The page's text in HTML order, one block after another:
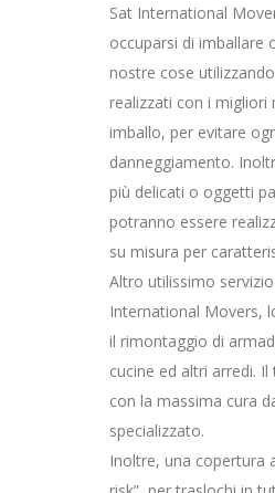
Sat International
occuparsi di imballare
nostre cose
realizzati con i migliori
imballo, per evitare
danneggiamento.
più delicati o oggetti
potranno essere
su misura per
Altro utilissimo
International Movers,
il rimontaggio di
cucine ed altri arredi.
con la massima cura
specializzato.
Inoltre, una copertura